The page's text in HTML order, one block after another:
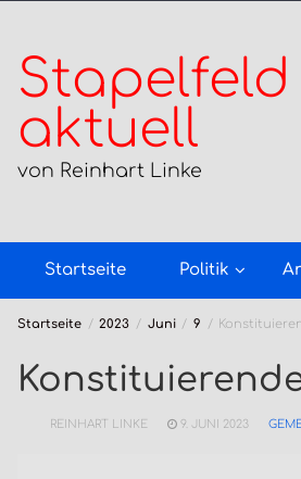
springen
Stapelfeld
aktuell
von Reinhart Linke
Startseite Politik
Startseite 2023 Juni 9
REINHART LINKE 9. JUNI 2023